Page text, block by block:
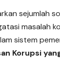
sejumlah
masalah
sistem
Korupsi